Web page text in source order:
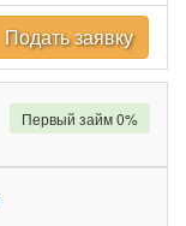
Подать заявку
Первый займ 0%